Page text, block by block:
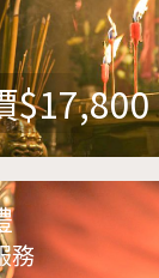
$17,800
務